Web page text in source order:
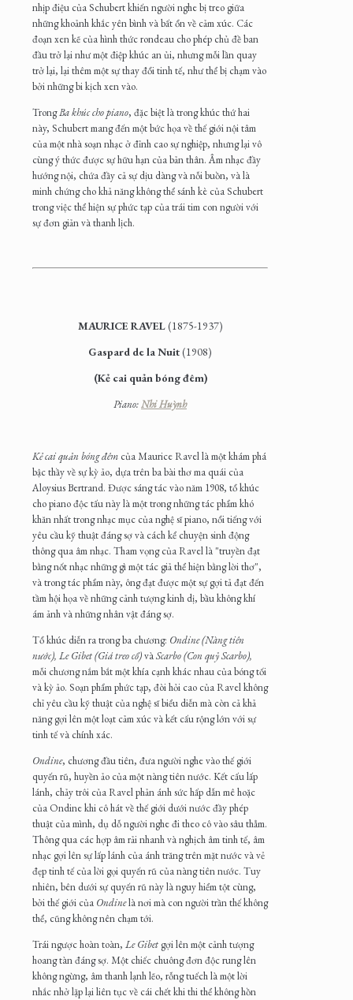
nhịp điệu của Schubert khiến người nghe bị treo giữa
những khoảnh khắc yên bình và bất ổn về cảm xúc. Các
đoạn xen kẽ của hình thức rondeau cho phép chủ đề ban
đầu trở lại như một điệp khúc an ủi, nhưng mỗi lần quay
trở lại, lại thêm một sự thay đổi tinh tế, như thể bị chạm vào
bởi những bi kịch xen vào.
TrongBa khúc cho piano, đặc biệt là trong khúc thứ hai
này, Schubert mang đến một bức họa về thế giới nội tâm
của một nhà soạn nhạc ở đỉnh cao sự nghiệp, nhưng lại vô
cùng ý thức được sự hữu hạn của bản thân. Âm nhạc đầy
hướng nội, chứa đầy cả sự dịu dàng và nỗi buồn, và là
minh chứng cho khả năng không thể sánh kè của Schubert
trong việc thể hiện sự phức tạp của trái tim con người với
sự đơn giản và thanh lịch.
MAURICE RAVEL(1875-1937)
Gaspard de la Nuit(1908)
(Kẻ cai quản bóng đêm)
Piano:Nhi Huỳnh
Kẻ cai quản bóng đêm của Maurice Ravel là một khám phá
bậc thầy về sự kỳ ảo, dựa trên ba bài thơ ma quái của
Aloysius Bertrand. Được sáng tác vào năm 1908, tổ khúc
cho piano độc tấu này là một trong những tác phẩm khó
khăn nhất trong nhạc mục của nghệ sĩ piano, nổi tiếng với
yêu cầu kỹ thuật đáng sợ và cách kể chuyện sinh động
thông qua âm nhạc. Tham vọng của Ravel là "truyền đạt
bằng nốt nhạc những gì một tác giả thể hiện bằng lời thơ",
và trong tác phẩm này, ông đạt được một sự gợi tả đạt đến
tầm hội họa về những cảnh tượng kinh dị, bầu không khí
ám ảnh và những nhân vật đáng sợ.
Tổ khúc diễn ra trong ba chương: Ondine (Nàng tiên
nước), Le Gibet (Giá treo cổ)vàScarbo (Con quỷ Scarbo),
mỗi chương nắm bắt một khía cạnh khác nhau của bóng tối
và kỳ ảo. Soạn phẩm phức tạp, đòi hỏi cao của Ravel không
chỉ yêu cầu kỹ thuật của nghệ sĩ biểu diễn mà còn cả khả
năng gợi lên một loạt cảm xúc và kết cấu rộng lớn với sự
tinh tế và chính xác.
Ondine, chương đầu tiên, đưa người nghe vào thế giới
quyến rũ, huyền ảo của một nàng tiên nước. Kết cấu lấp
lánh, chảy trôi của Ravel phản ánh sức hấp dẫn mê hoặc
của Ondine khi cô hát về thế giới dưới nước đầy phép
thuật của mình, dụ dỗ người nghe đi theo cô vào sâu thẳm.
Thông qua các hợp âm rải nhanh và nghịch âm tinh tế, âm
nhạc gợi lên sự lấp lánh của ánh trăng trên mặt nước và vẻ
đẹp tinh tế của lời gọi quyến rũ của nàng tiên nước. Tuy
nhiên, bên dưới sự quyến rũ này là nguy hiểm tột cùng,
bởi thế giới của Ondinelà nơi mà con người trần thế không
thể, cũng không nên chạm tới.
Trái ngược hoàn toàn, Le Gibet gợi lên một cảnh tượng
hoang tàn đáng sợ. Một chiếc chuông đơn độc rung lên
không ngừng, âm thanh lạnh lẽo, rỗng tuếch là một lời
nhắc nhở lặp lại liên tục về cái chết khi thi thể không hồn